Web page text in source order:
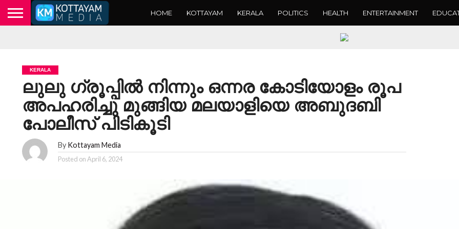
HOME KOTTAYAM KERALA POLITICS HEALTH ENTERTAINMENT
KERALA
ലുലു ഗ്രൂപ്പിൽ നിന്നും ഒന്നര കോടിയോളം രൂപ
അപഹരിച്ചു മുങ്ങിയ മലയാളിയെ അബുദബി
പോലീസ് പിടികൂടി
By Kottayam Media
Posted onApril 6, 2024